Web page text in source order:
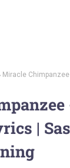
Miracle Chimpanzee
|